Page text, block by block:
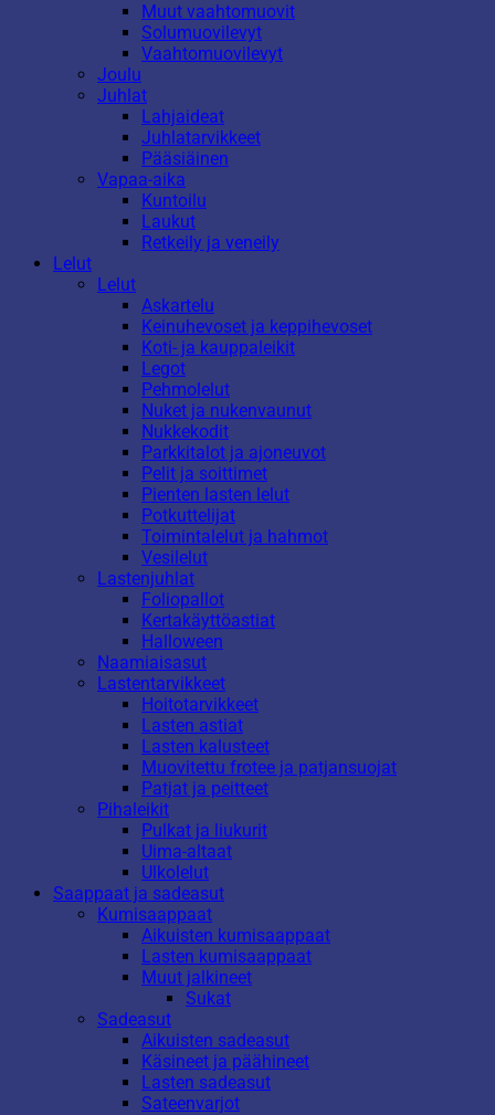
Muut vaahtomuovit
Solumuovilevyt
Vaahtomuovilevyt
Joulu
Juhlat
Lahjaideat
Juhlatarvikkeet
Pääsiäinen
Vapaa-aika
Kuntoilu
Laukut
Retkeily ja veneily
Lelut
Lelut
Askartelu
Keinuhevoset ja keppihevoset
Koti- ja kauppaleikit
Legot
Pehmolelut
Nuket ja nukenvaunut
Nukkekodit
Parkkitalot ja ajoneuvot
Pelit ja soittimet
Pienten lasten lelut
Potkuttelijat
Toimintalelut ja hahmot
Vesilelut
Lastenjuhlat
Foliopallot
Kertakäyttöastiat
Halloween
Naamiaisasut
Lastentarvikkeet
Hoitotarvikkeet
Lasten astiat
Lasten kalusteet
Muovitettu frotee ja patjansuojat
Patjat ja peitteet
Pihaleikit
Pulkat ja liukurit
Uima-altaat
Ulkolelut
Saappaat ja sadeasut
Kumisaappaat
Aikuisten kumisaappaat
Lasten kumisaappaat
Muut jalkineet
Sukat
Sadeasut
Aikuisten sadeasut
Käsineet ja päähineet
Lasten sadeasut
Sateenvarjot